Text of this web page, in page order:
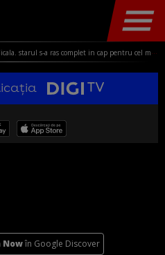
starul s-a ras complet in cap pentru cel mai nou rol
Nowîn Google Discover